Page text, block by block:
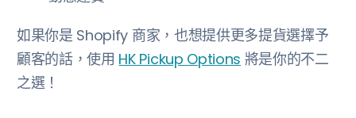
如果你是 Shopify 商家，也想提供更多提貨選擇予
顧客的話，使用 HK Pickup Options 將是你的不二
之選！